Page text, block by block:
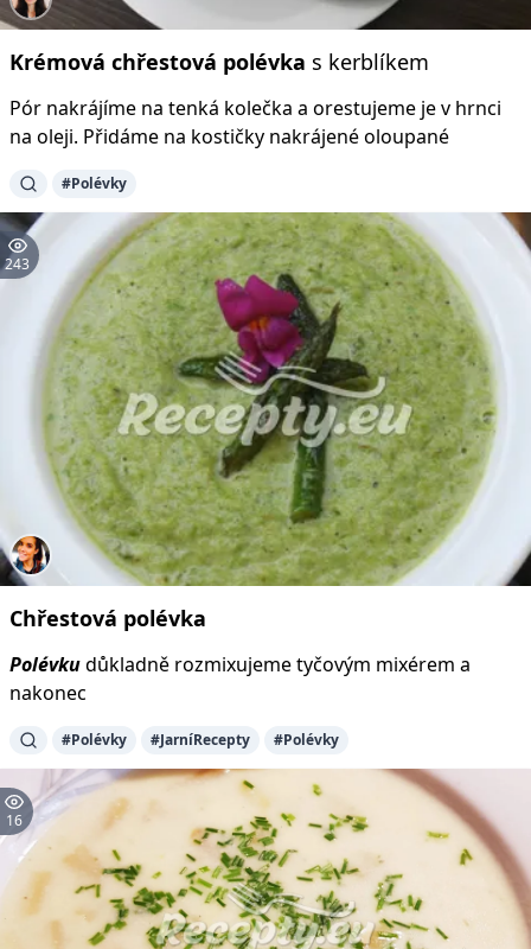
Krémová chřestová polévka s kerblíkem
Pór nakrájíme na tenká kolečka a orestujeme je v hrnci
na oleji. Přidáme na kostičky nakrájené oloupané
#Polévky
243
Chřestová polévka
Polévkudůkladně rozmixujeme tyčovým mixérem a
nakonec
#Polévky #JarníRecepty #Polévky
16